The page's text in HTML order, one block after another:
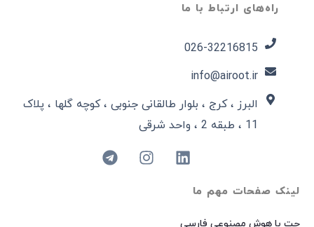
لینک صفحات مهم ما
چت با هوش مصنوعی فارسی
راه‌های ارتباط با ما
026-32216815​
info@airoot.ir
البرز ، کرج ، بلوار طالقانی جنوبی ، کوچه گلها ، پلاک
11 ، طبقه 2 ، واحد شرقی